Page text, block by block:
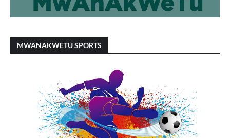
MWANAKWETU SPORTS